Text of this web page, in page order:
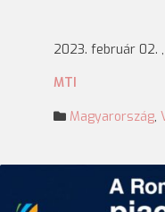
2023. február 02. ,
MTI
Magyarország,